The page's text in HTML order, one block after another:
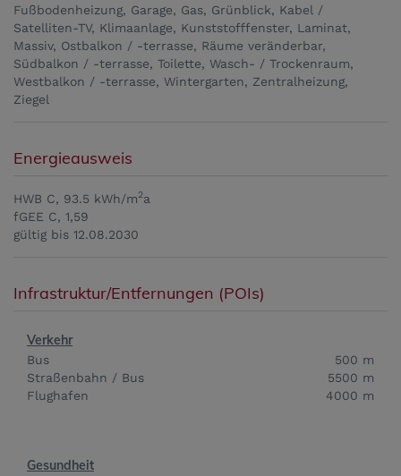
Fußbodenheizung Garage Gas Grünblick
Kabel /
Satelliten-TV
Klimaanlage Kunststofffenster
Laminat
Massiv
Ostbalkon / -terrasse
Räume veränderbar
Südbalkon / -terrasse
Toilette
Wasch- / Trockenraum
Westbalkon / -terrasse
Wintergarten
Zentralheizung
Ziegel
Energieausweis
HWB C, 93.5 kWh/m2a
fGEE C, 1,59
gültig bis 12.08.2030
Infrastruktur/Entfernungen (POIs)
Verkehr
Bus
500 m
Straßenbahn / Bus
5500 m
Flughafen
4000 m
Gesundheit